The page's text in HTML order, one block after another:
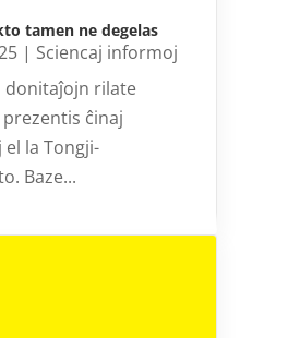
tamen ne degelas
| Sciencaj informoj
donitaĵojn rilate
ĉinaj
la Tongji-
Baze...